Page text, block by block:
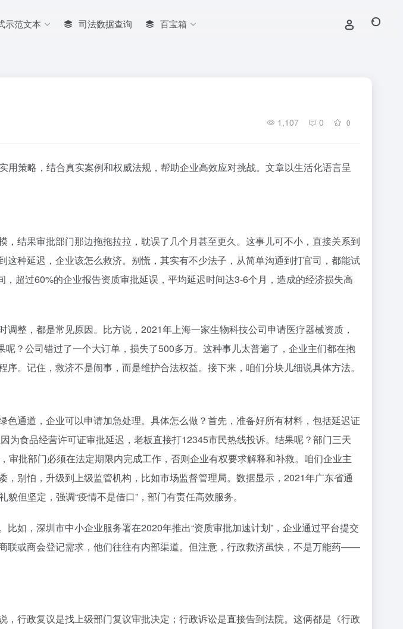
示范文本 司法数据查询 百宝箱
1,107 0 0
用策略，结合真实案例和权威法规，帮助企业高效应对挑战。文章以生活化语言呈
结果审批部门那边拖拖拉拉，耽误了几个月甚至更久。这事儿可不小，直接关系到
种延迟，企业该怎么救济。别慌，其实有不少法子，从简单沟通到打官司，都能试
超过60%的企业报告资质审批延误，平均延迟时间达3-6个月，造成的经济损失高
整，都是常见原因。比方说，2021年上海一家生物科技公司申请医疗器械资质，
？公司错过了一个大订单，损失了500多万。这种事儿太普遍了，企业主们都在抱
。记住，救济不是闹事，而是维护合法权益。接下来，咱们分块儿细说具体方法。
通道，企业可以申请加急处理。具体怎么做？首先，准备好所有材料，包括延迟证
食品经营许可证审批延迟，老板直接打12345市民热线投诉。结果呢？部门三天
批部门必须在法定期限内完成工作，否则企业有权要求解释和补救。咱们企业主
别怕，升级到上级监管机构，比如市场监督管理局。数据显示，2021年广东省通
但坚定，强调“疫情不是借口”，部门有责任高效服务。
如，深圳市中小企业服务署在2020年推出“资质审批加速计划”，企业通过平台提交
联或商会登记需求，他们往往有内部渠道。但注意，行政救济虽快，不是万能药——
行政复议是找上级部门复议审批决定；行政诉讼是直接告到法院。这俩都是《行政